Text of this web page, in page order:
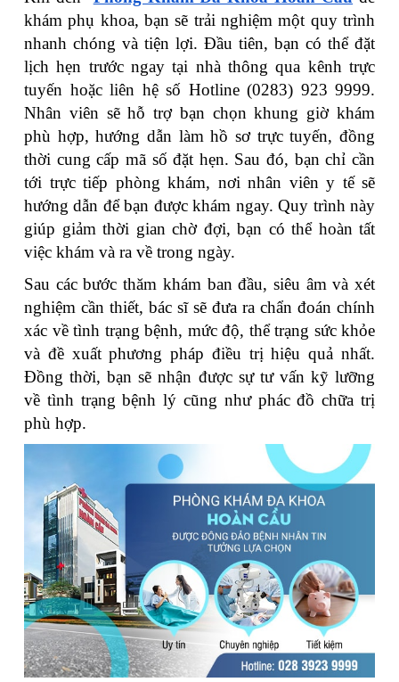
khám phụ khoa, bạn sẽ trải nghiệm một quy trình
nhanh chóng và tiện lợi. Đầu tiên, bạn có thể đặt
lịch hẹn trước ngay tại nhà thông qua kênh trực
tuyến hoặc liên hệ số Hotline (0283) 923 9999.
Nhân viên sẽ hỗ trợ bạn chọn khung giờ khám
phù hợp, hướng dẫn làm hồ sơ trực tuyến, đồng
thời cung cấp mã số đặt hẹn. Sau đó, bạn chỉ cần
tới trực tiếp phòng khám, nơi nhân viên y tế sẽ
hướng dẫn để bạn được khám ngay. Quy trình này
giúp giảm thời gian chờ đợi, bạn có thể hoàn tất
việc khám và ra về trong ngày.
Sau các bước thăm khám ban đầu, siêu âm và xét
nghiệm cần thiết, bác sĩ sẽ đưa ra chẩn đoán chính
xác về tình trạng bệnh, mức độ, thể trạng sức khỏe
và đề xuất phương pháp điều trị hiệu quả nhất.
Đồng thời, bạn sẽ nhận được sự tư vấn kỹ lưỡng
về tình trạng bệnh lý cũng như phác đồ chữa trị
phù hợp.